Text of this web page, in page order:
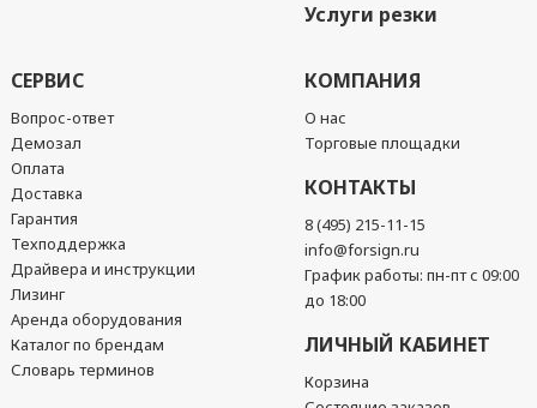
Услуги резки
СЕРВИС
Вопрос-ответ
Демозал
Оплата
Доставка
Гарантия
Техподдержка
Драйвера и инструкции
Лизинг
Аренда оборудования
Каталог по брендам
Словарь терминов
КОМПАНИЯ
О нас
Торговые площадки
КОНТАКТЫ
8 (495) 215-11-15
info@forsign.ru
График работы: пн-пт с 09:00
до 18:00
ЛИЧНЫЙ КАБИНЕТ
Корзина